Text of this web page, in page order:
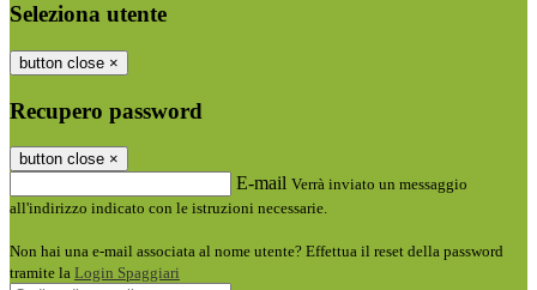
Seleziona utente
button close ×
Recupero password
button close ×
E-mail Verrà inviato un messaggio
all'indirizzo indicato con le istruzioni necessarie.
Non hai una e-mail associata al nome utente? Effettua il reset della password
tramite la Login Spaggiari